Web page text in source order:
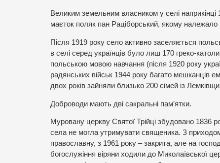
Великим земельним власником у селі
маєток поляк пан Раціборський, якому належало
Після 1919 року село активно заселяється
в селі серед українців було лиш 170 греко-
польською мовою навчання (після 1920 року
радянських військ 1944 року багато мешканців
двох років зайняли близько 200 сімей із
Доброводи мають дві сакральні пам’ятки.
Муровану церкву Святої Трійці збудовано 1836
села не могла утримувати священика. З
православну, з 1961 року – закрита, але на
богослужіння віряни ходили до Миколаївської